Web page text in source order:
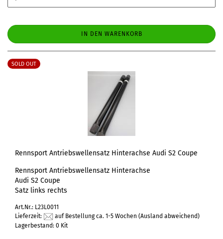
IN DEN WARENKORB
SOLD OUT
Rennsport Antriebswellensatz Hinterachse Audi S2 Coupe
Rennsport Antriebswellensatz Hinterachse
Audi S2 Coupe
Satz links rechts
Art.Nr.: L23L0011
Lieferzeit:
auf Bestellung ca. 1-5 Wochen (Ausland abweichend)
Lagerbestand: 0 Kit